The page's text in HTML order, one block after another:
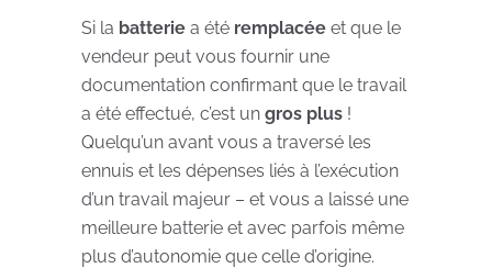
Si la batterie a été remplacée et que le
vendeur peut vous fournir une
documentation confirmant que le travail
a été effectué, c’est un gros plus !
Quelqu’un avant vous a traversé les
ennuis et les dépenses liés à l’exécution
d’un travail majeur – et vous a laissé une
meilleure batterie et avec parfois même
plus d’autonomie que celle d’origine.